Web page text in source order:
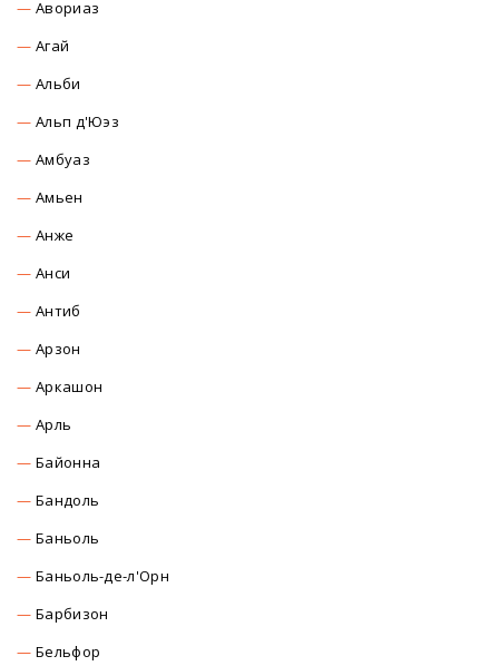
Авориаз
Агай
Альби
Альп д'Юэз
Амбуаз
Амьен
Анже
Анси
Антиб
Арзон
Аркашон
Арль
Байонна
Бандоль
Баньоль
Баньоль-де-л'Орн
Барбизон
Бельфор